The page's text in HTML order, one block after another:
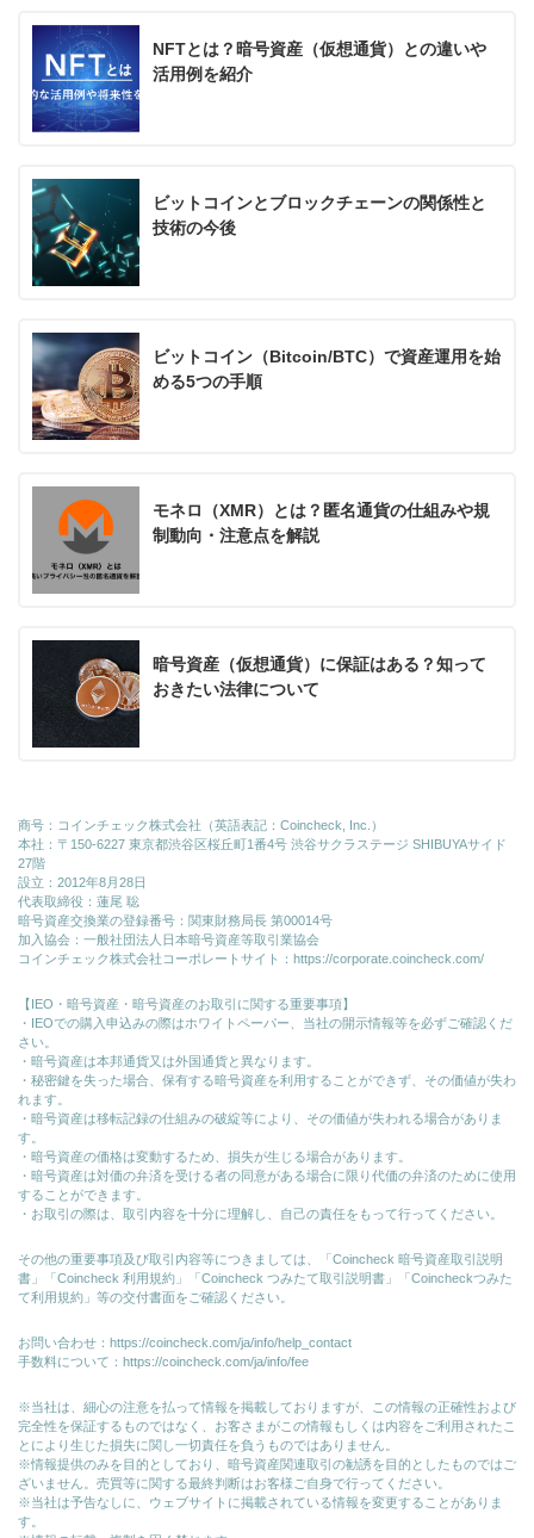
NFTとは？暗号資産（仮想通貨）との違いや
活用例を紹介
ビットコインとブロックチェーンの関係性と
技術の今後
ビットコイン（Bitcoin/BTC）で資産運用を始
める5つの手順
モネロ（XMR）とは？匿名通貨の仕組みや規
制動向・注意点を解説
暗号資産（仮想通貨）に保証はある？知って
おきたい法律について
商号：コインチェック株式会社（英語表記：Coincheck, Inc.）
本社：〒150-6227 東京都渋谷区桜丘町1番4号 渋谷サクラステージ SHIBUYAサイド
27階
設立：2012年8月28日
代表取締役：蓮尾 聡
暗号資産交換業の登録番号：関東財務局長 第00014号
加入協会：一般社団法人日本暗号資産等取引業協会
コインチェック株式会社コーポレートサイト： https://corporate.coincheck.com/
【IEO・暗号資産・暗号資産のお取引に関する重要事項】
・IEOでの購入申込みの際はホワイトペーパー、当社の開示情報等を必ずご確認くだ
さい。
・暗号資産は本邦通貨又は外国通貨と異なります。
・秘密鍵を失った場合、保有する暗号資産を利用することができず、その価値が失わ
れます。
・暗号資産は移転記録の仕組みの破綻等により、その価値が失われる場合がありま
す。
・暗号資産の価格は変動するため、損失が生じる場合があります。
・暗号資産は対価の弁済を受ける者の同意がある場合に限り代価の弁済のために使⽤
することができます。
・お取引の際は、取引内容を十分に理解し、自己の責任をもって行ってください。
その他の重要事項及び取引内容等につきましては、「Coincheck 暗号資産取引説明
書」「Coincheck 利用規約」「Coincheck つみたて取引説明書」「Coincheckつみた
て利用規約」等の交付書面をご確認ください。
お問い合わせ： https://coincheck.com/ja/info/help_contact
手数料について： https://coincheck.com/ja/info/fee
※当社は、細心の注意を払って情報を掲載しておりますが、この情報の正確性および
完全性を保証するものではなく、お客さまがこの情報もしくは内容をご利用されたこ
とにより生じた損失に関し一切責任を負うものではありません。
※情報提供のみを目的としており、暗号資産関連取引の勧誘を目的としたものではご
ざいません。売買等に関する最終判断はお客様ご自身で行ってください。
※当社は予告なしに、ウェブサイトに掲載されている情報を変更することがありま
す。